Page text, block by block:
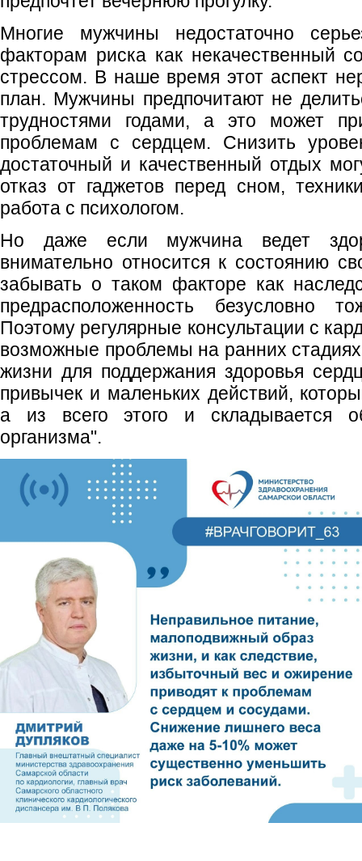
Многие мужчины недостаточно
факторам риска как некачественный
стрессом. В наше время этот аспект
план. Мужчины предпочитают не
трудностями годами, а это может
проблемам с сердцем. Снизить
достаточный и качественный отдых
отказ от гаджетов перед сном,
работа с психологом.
Но даже если мужчина ведет
внимательно относится к состоянию
забывать о таком факторе как
предрасположенность безусловно
Поэтому регулярные консультации с
возможные проблемы на ранних стадиях
жизни для поддержания здоровья
привычек и маленьких действий,
а из всего этого и складывается
организма".